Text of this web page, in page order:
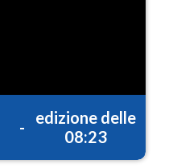
-
edizione delle
08:23